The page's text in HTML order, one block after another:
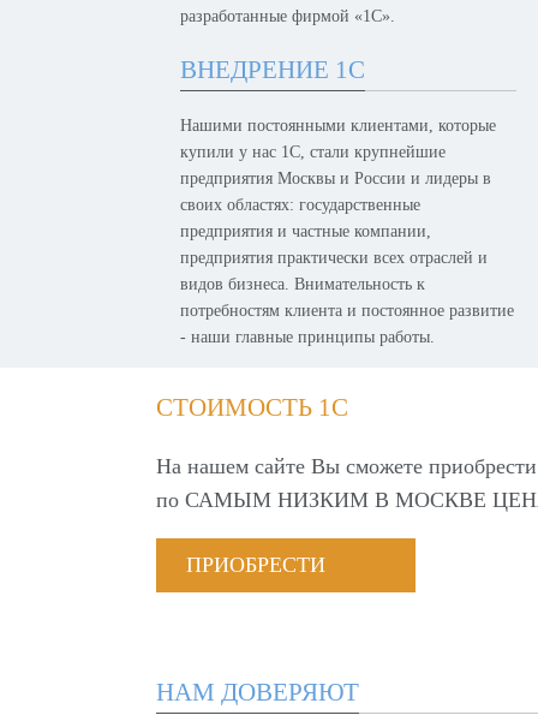
разработанные фирмой «1С».
ВНЕДРЕНИЕ 1С
Нашими постоянными клиентами, которые
купили у нас 1С, стали крупнейшие
предприятия Москвы и России и лидеры в
своих областях: государственные
предприятия и частные компании,
предприятия практически всех отраслей и
видов бизнеса. Внимательность к
потребностям клиента и постоянное развитие
- наши главные принципы работы.
СТОИМОСТЬ 1С
На нашем сайте Вы сможете
по САМЫМ НИЗКИМ В МОСКВЕ
ПРИОБРЕСТИ
НАМ ДОВЕРЯЮТ